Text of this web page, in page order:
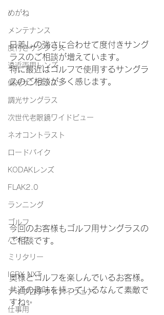
めがね
メンテナンス
度付きサングラス
遠近両用レンズ
偏光サングラス
調光サングラス
次世代老眼鏡ワイドビュー
ネオコントラスト
ロードバイク
KODAKレンズ
FLAK2.0
ランニング
ゴルフ
バイク
ミリタリー
ICRX NXT
アイプロテクトアイウェア
仕事用
日差しの強さに合わせて度付きサング
ラスのご相談が増えています。
特に最近はゴルフで使用するサングラ
スのご相談が多く感じます。
今回のお客様もゴルフ用サングラスの
ご相談です。
奥様とゴルフを楽しんでいるお客様。
共通の趣味を持っているなんて素敵で
すね✨